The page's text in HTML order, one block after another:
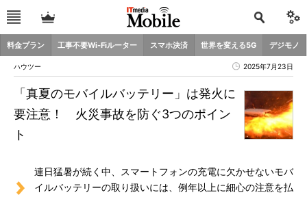
料金プラン 工事不要Wi-Fiルーター スマホ決済 世界を変える5G デジモノ
ハウツー 2025年7月23日
「真夏のモバイルバッテリー」は発火に
要注意！ 火災事故を防ぐ3つのポイン
ト
連日猛暑が続く中、スマートフォンの充電に欠かせないモバ
イルバッテリーの取り扱いには、例年以上に細心の注意を払